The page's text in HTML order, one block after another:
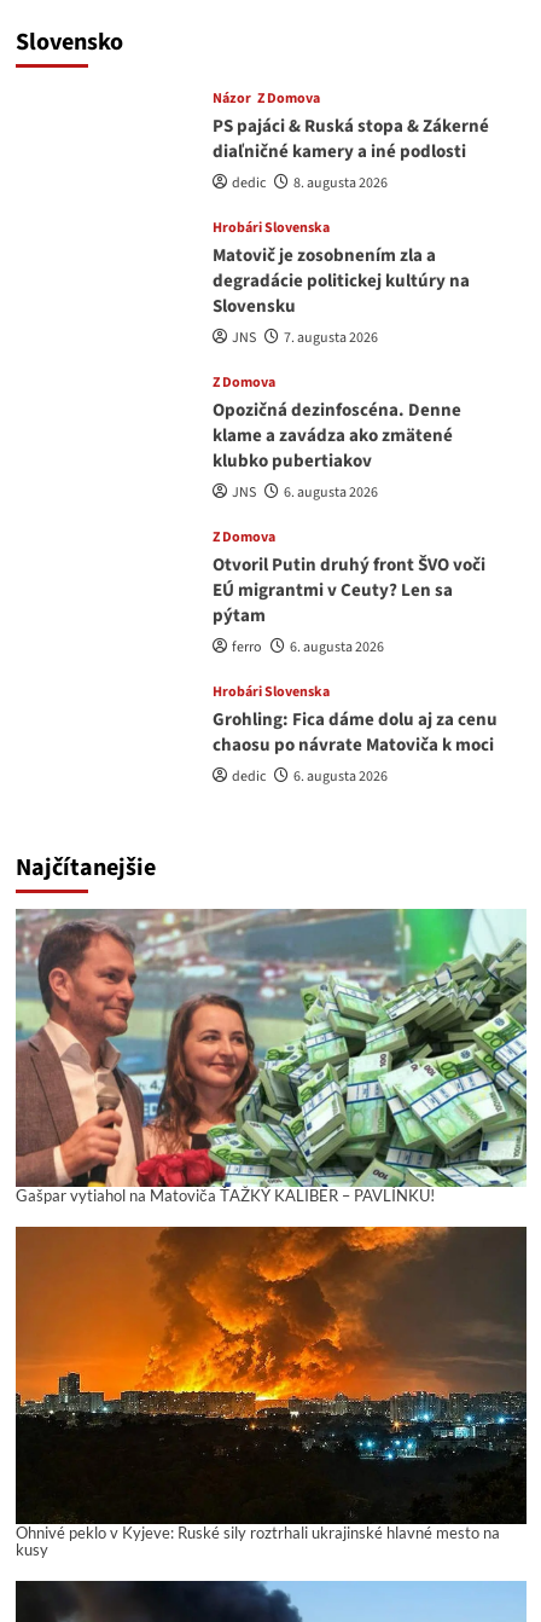
Slovensko
Názor Z Domova
PS pajáci & Ruská stopa & Zákerné
diaľničné kamery a iné podlosti
dedic 8. augusta 2026
Hrobári Slovenska
Matovič je zosobnením zla a
degradácie politickej kultúry na
Slovensku
JNS 7. augusta 2026
Z Domova
Opozičná dezinfoscéna. Denne
klame a zavádza ako zmätené
klubko pubertiakov
JNS 6. augusta 2026
Z Domova
Otvoril Putin druhý front ŠVO voči
EÚ migrantmi v Ceuty? Len sa
pýtam
ferro 6. augusta 2026
Hrobári Slovenska
Grohling: Fica dáme dolu aj za cenu
chaosu po návrate Matoviča k moci
dedic 6. augusta 2026
Najčítanejšie
Gašpar vytiahol na Matoviča ŤAŽKÝ KALIBER – PAVLÍNKU!
Ohnivé peklo v Kyjeve: Ruské sily roztrhali ukrajinské hlavné mesto na
kusy